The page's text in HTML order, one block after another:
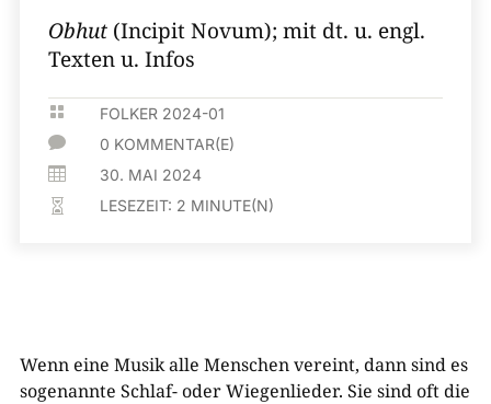
Obhut (Incipit Novum); mit dt. u. engl.
Texten u. Infos
 FOLKER 2024-01
 0 KOMMENTAR(E)
 30. MAI 2024
 LESEZEIT: 2 MINUTE(N)
Wenn eine Musik alle Menschen vereint, dann sind es
sogenannte Schlaf- oder Wiegenlieder. Sie sind oft die